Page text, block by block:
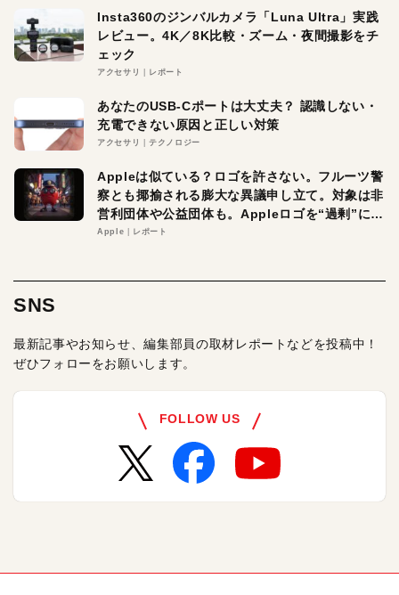
Insta360のジンバルカメラ「Luna Ultra」実践
レビュー。4K／8K比較・ズーム・夜間撮影をチ
ェック
アクセサリ レポート
あなたのUSB-Cポートは大丈夫？ 認識しない・
充電できない原因と正しい対策
アクセサリ テクノロジー
Appleは似ている？ロゴを許さない。フルーツ警
察とも揶揄される膨大な異議申し立て。対象は非
営利団体や公益団体も。Appleロゴを“過剰”に守
る理由とは
Apple レポート
SNS
最新記事やお知らせ、編集部員の取材レポートなどを投稿中！
ぜひフォローをお願いします。
FOLLOW US